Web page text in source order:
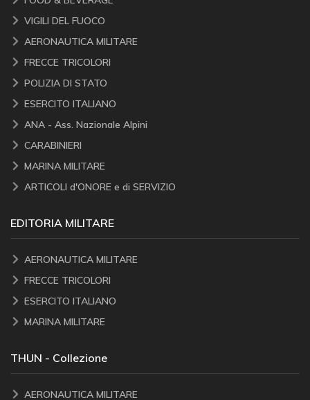
VIGILI DEL FUOCO
AERONAUTICA MILITARE
FRECCE TRICOLORI
POLIZIA DI STATO
ESERCITO ITALIANO
ANA - Ass. Nazionale Alpini
CARABINIERI
MARINA MILITARE
ARTICOLI d'ONORE e di SERVIZIO
EDITORIA MILITARE
AERONAUTICA MILITARE
FRECCE TRICOLORI
ESERCITO ITALIANO
MARINA MILITARE
THUN - Collezione
AERONAUTICA MILITARE